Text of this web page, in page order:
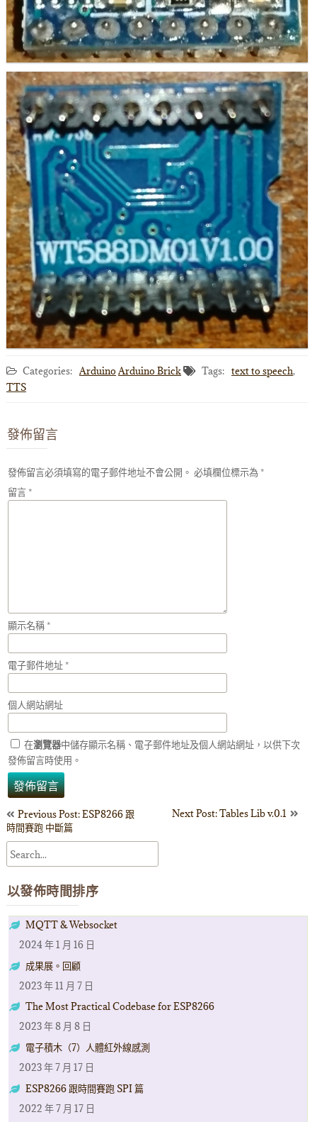
Categories: ArduinoArduino Brick Tags: text to speech,
TTS
發佈留言
發佈留言必須填寫的電子郵件地址不會公開。 必填欄位標示為*
留言*
顯示名稱*
電子郵件地址*
個人網站網址
在瀏覽器中儲存顯示名稱、電子郵件地址及個人網站網址，以供下次
發佈留言時使用。
文
章
導
覽
Previous Post: ESP8266 跟
時間賽跑 中斷篇
Next Post: Tables Lib v.0.1
以發佈時間排序
MQTT & Websocket
2024 年 1 月 16 日
成果展。回顧
2023 年 11 月 7 日
The Most Practical Codebase for ESP8266
2023 年 8 月 8 日
電子積木（7）人體紅外線感測
2023 年 7 月 17 日
ESP8266 跟時間賽跑 SPI 篇
2022 年 7 月 17 日